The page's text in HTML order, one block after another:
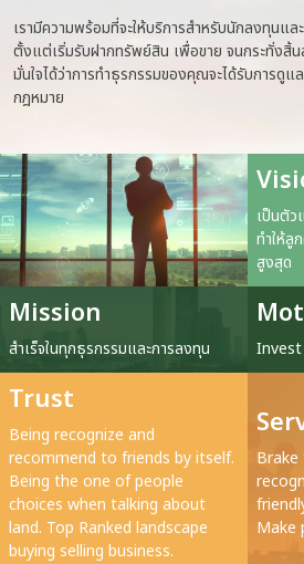
เรามีความพร้อมที่จะให้บริการสำหรับนักลงทุนแ
ตั้งแต่เริ่มรับฝากทรัพย์สิน เพื่อขาย จนกระทั่งสิ้
มั่นใจได้ว่าการทำธุรกรรมของคุณจะได้รับการดู
กฎหมาย
เป็นตัว
ทำให้ลู
สูงสุด
Mission
สำเร็จในทุกธุรกรรมและการลงทุน
Trust
Being recognize and
recommend to friends by itself.
Being the one of people
choices when talking about
land. Top Ranked landscape
buying selling business.
Make